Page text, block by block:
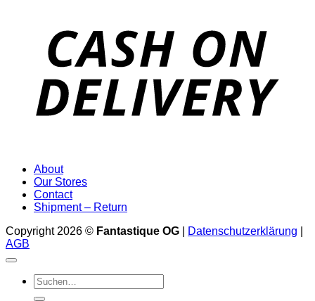
About
Our Stores
Contact
Shipment – Return
Copyright 2026 © Fantastique OG Datenschutzerklärung
AGB
Suchen
nach: